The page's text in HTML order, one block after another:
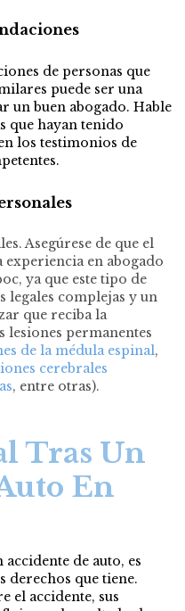
de personas que
puede ser una
un buen abogado. Hable
que hayan tenido
los testimonios de
Asegúrese de que el
experiencia en abogado
ya que este tipo de
legales complejas y un
que reciba la
lesiones permanentes
de la médula espinal,
cerebrales
, entre otras).
Tras Un
En
de auto, es
derechos que tiene.
el accidente, sus